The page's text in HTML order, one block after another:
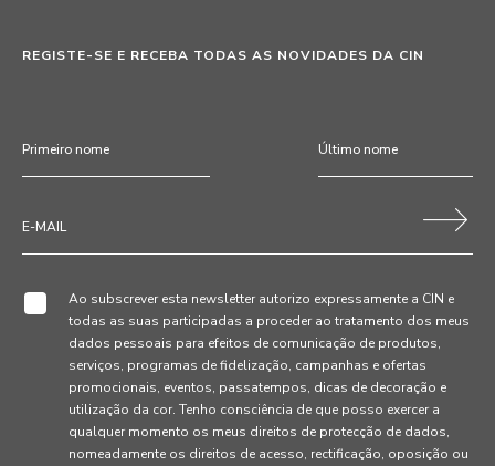
REGISTE-SE E RECEBA TODAS AS NOVIDADES DA CIN
Ao subscrever esta newsletter autorizo expressamente a CIN e
todas as suas participadas a proceder ao tratamento dos meus
dados pessoais para efeitos de comunicação de produtos,
serviços, programas de fidelização, campanhas e ofertas
promocionais, eventos, passatempos, dicas de decoração e
utilização da cor. Tenho consciência de que posso exercer a
qualquer momento os meus direitos de protecção de dados,
nomeadamente os direitos de acesso, rectificação, oposição ou